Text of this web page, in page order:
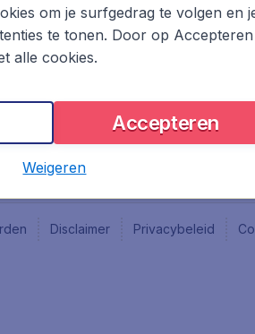
Disclaimer Privacybeleid
om je surfgedrag te volgen en
te tonen. Door op
alle cookies.
Accepteren
Weigeren